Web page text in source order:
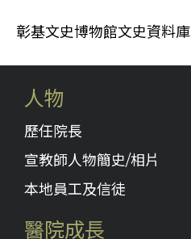
彰基文史博物館文史資料庫
人物
歷任院長
宣教師人物簡史/相片
本地員工及信徒
醫院成長